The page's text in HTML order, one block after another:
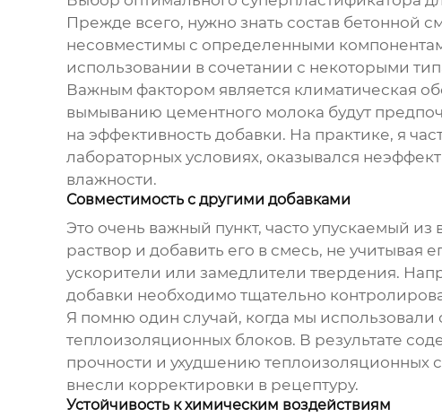
Прежде всего, нужно знать состав бетонной
несовместимы с определенными
использовании в сочетании с некоторыми
Важным фактором является климатическая
вымыванию цементного молока будут
на эффективность добавки. На практике, я
лабораторных условиях, оказывался
влажности.
Совместимость с другими добавками
Это очень важный пункт, часто упускаемый
раствор и добавить его в смесь, не учитывая
ускорители или замедлители твердения.
добавки необходимо тщательно
Я помню один случай, когда мы
теплоизоляционных блоков. В результате
прочности и ухудшению теплоизоляционных
внесли корректировки в рецептуру.
Устойчивость к химическим воздействиям